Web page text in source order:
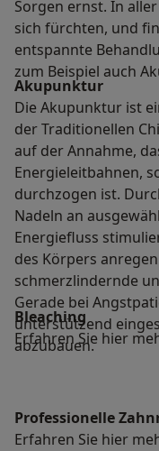
Sorgen ernst. In
sich fürchten, und
entspannte
zum Beispiel auch
Akupunktur
Die Akupunktur ist
der Traditionellen
auf der Annahme,
Energieleitbahnen,
durchzogen ist.
Nadeln an
Energiefluss
des Körpers
schmerzlindernde
Gerade bei
unterstützend
abzubauen.
Bleaching
Erfahren Sie hier
Professionelle
Erfahren Sie hier